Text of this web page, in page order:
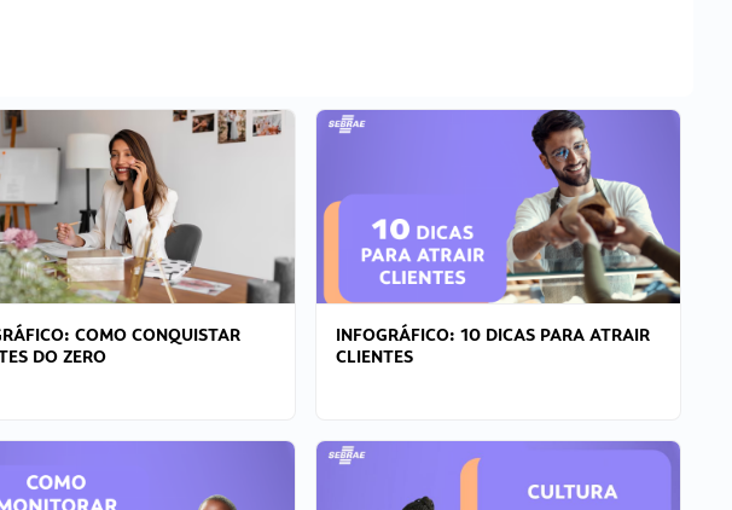
COMO CONQUISTAR
DO ZERO
INFOGRÁFICO: 10 DICAS PARA ATRAIR
CLIENTES